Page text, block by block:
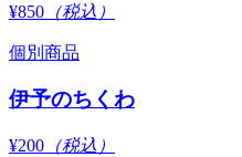
¥850 （税込）
個別商品
伊予のちくわ
¥200 （税込）